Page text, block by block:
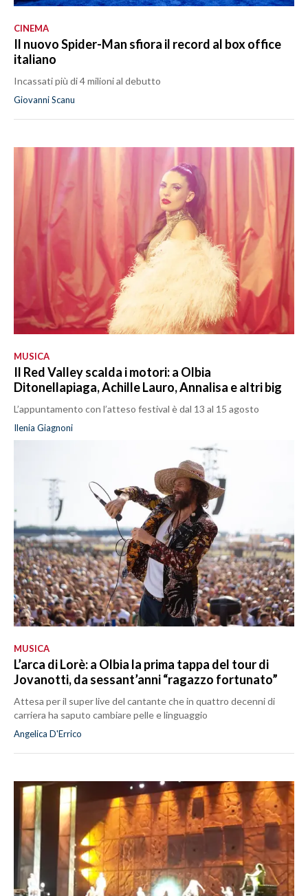
CINEMA
Il nuovo Spider-Man sfiora il record al box office
italiano
Incassati più di 4 milioni al debutto
Giovanni Scanu
MUSICA
Il Red Valley scalda i motori: a Olbia
Ditonellapiaga, Achille Lauro, Annalisa e altri big
L’appuntamento con l’atteso festival è dal 13 al 15 agosto
Ilenia Giagnoni
MUSICA
L’arca di Lorè: a Olbia la prima tappa del tour di
Jovanotti, da sessant’anni “ragazzo fortunato”
Attesa per il super live del cantante che in quattro decenni di
carriera ha saputo cambiare pelle e linguaggio
Angelica D'Errico